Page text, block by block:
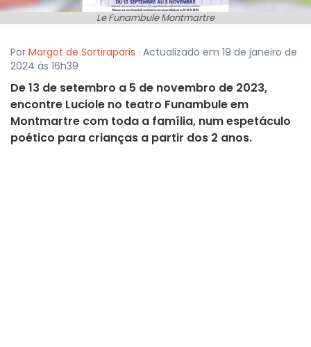
Le Funambule Montmartre
Por Margot de Sortiraparis · Actualizado em 19 de janeiro de
2024 às 16h39
De 13 de setembro a 5 de novembro de 2023,
encontre Luciole no teatro Funambule em
Montmartre com toda a família, num espetáculo
poético para crianças a partir dos 2 anos.